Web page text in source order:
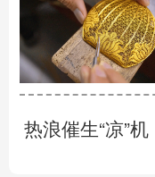
热浪催生“凉”